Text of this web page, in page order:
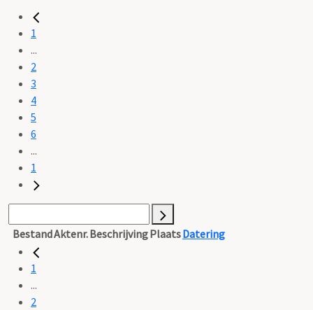
1
...
2
3
4
5
6
...
1
BestandAktenr.BeschrijvingPlaatsDatering
1
...
2